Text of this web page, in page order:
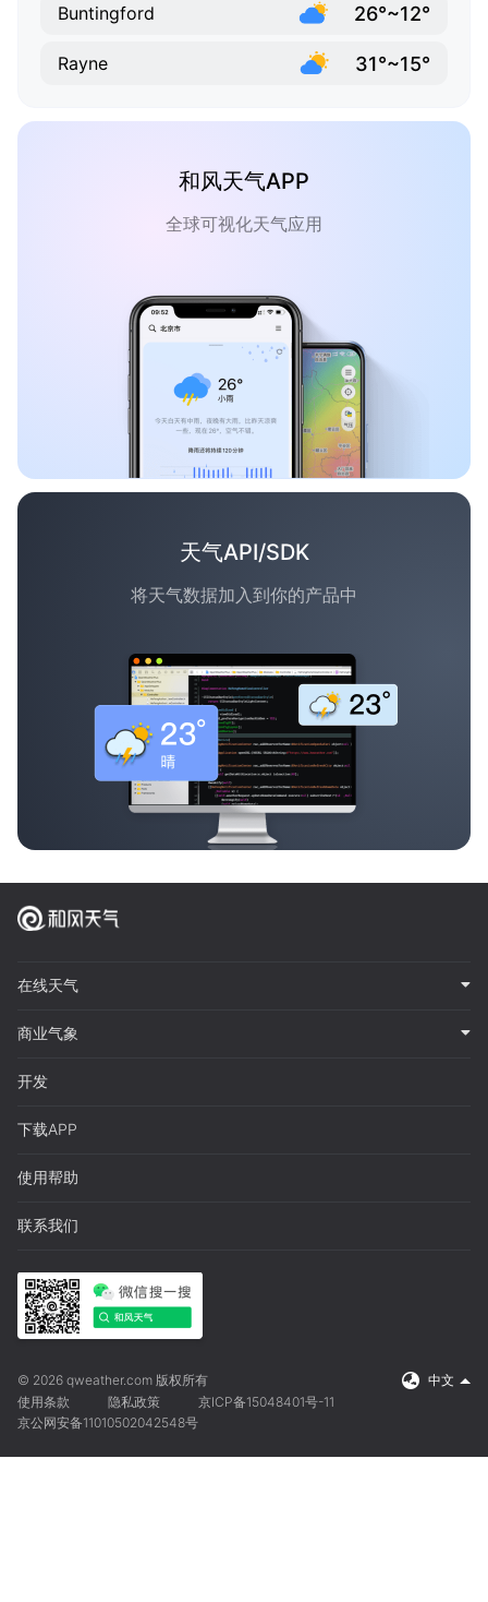
Buntingford 26°~12°
Rayne 31°~15°
和风天气APP
全球可视化天气应用
天气API/SDK
将天气数据加入到你的产品中
在线天气
商业气象
开发
下载APP
使用帮助
联系我们
© 2026 qweather.com 版权所有
中文
使用条款
隐私政策
京ICP备15048401号-11
京公网安备11010502042548号